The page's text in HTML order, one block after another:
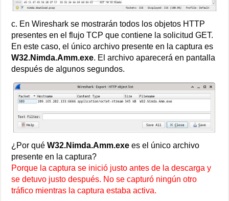
c. En Wireshark se mostrarán todos los objetos HTTP
presentes en el flujo TCP que contiene la solicitud GET.
En este caso, el único archivo presente en la captura es
W32.Nimda.Amm.exe. El archivo aparecerá en pantalla
después de algunos segundos.
¿Por quéW32.Nimda.Amm.exe es el único archivo
presente en la captura?
Porque la captura se inició justo antes de la descarga y
se detuvo justo después. No se capturó ningún otro
tráfico mientras la captura estaba activa.